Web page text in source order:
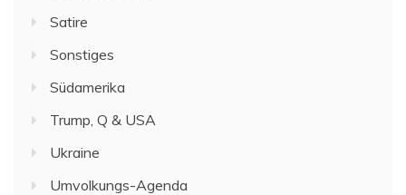
Satire
Sonstiges
Südamerika
Trump, Q & USA
Ukraine
Umvolkungs-Agenda